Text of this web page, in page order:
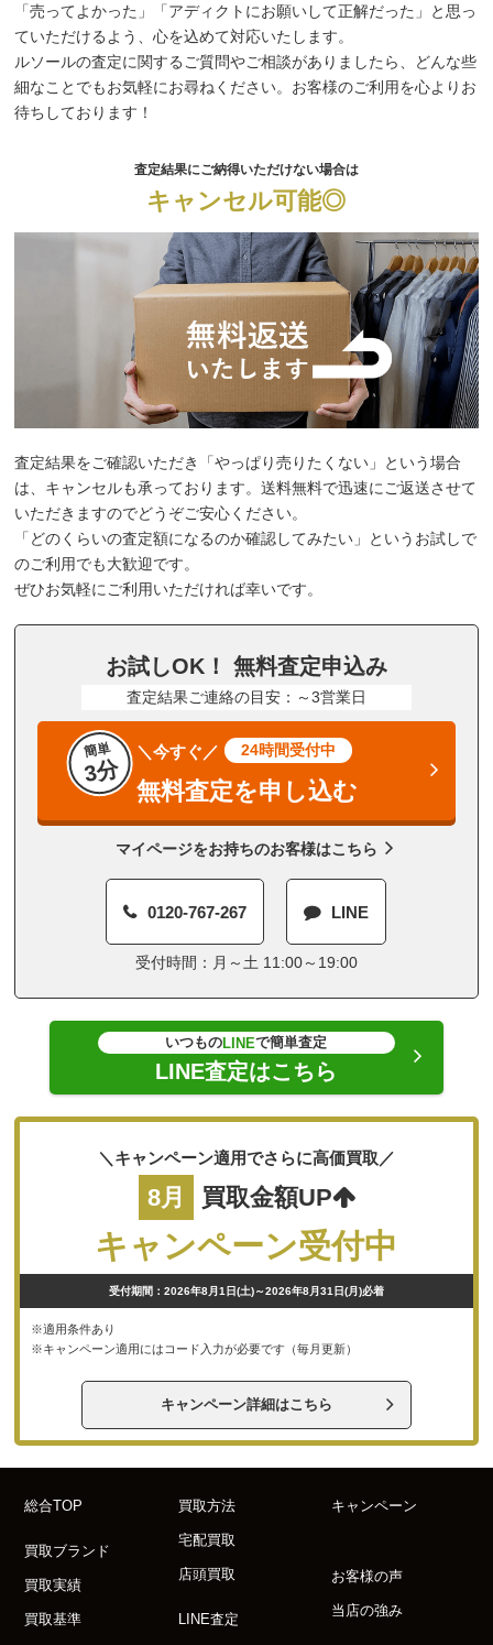
「売ってよかった」「アディクトにお願いして正解だった」と思っ
ていただけるよう、心を込めて対応いたします。
ルソールの査定に関するご質問やご相談がありましたら、どんな些
細なことでもお気軽にお尋ねください。お客様のご利用を心よりお
待ちしております！
査定結果にご納得いただけない場合は
キャンセル可能◎
査定結果をご確認いただき「やっぱり売りたくない」という場合
は、キャンセルも承っております。送料無料で迅速にご返送させて
いただきますのでどうぞご安心ください。
「どのくらいの査定額になるのか確認してみたい」というお試しで
のご利用でも大歓迎です。
ぜひお気軽にご利用いただければ幸いです。
お試しOK！ 無料査定申込み
査定結果ご連絡の目安：～3営業日
簡単
3分
＼今すぐ／ 24時間受付中
無料査定を申し込む
マイページをお持ちのお客様はこちら
0120-767-267 LINE
受付時間：月～土 11:00～19:00
いつものLINEで簡単査定
LINE査定はこちら
＼キャンペーン適用でさらに高価買取／
8月 買取金額UP
キャンペーン受付中
受付期間：2026年8月1日(土)～2026年8月31日(月)必着
※適用条件あり
※キャンペーン適用にはコード入力が必要です（毎月更新）
キャンペーン詳細はこちら
総合TOP
買取ブランド
買取実績
買取基準
買取方法
宅配買取
店頭買取
LINE査定
キャンペーン
お客様の声
当店の強み